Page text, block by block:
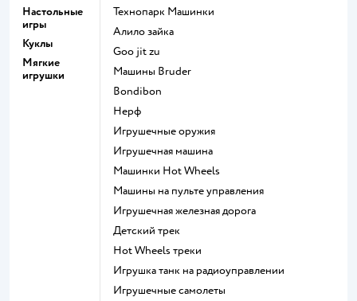
Настольные
игры
Куклы
Мягкие
игрушки
Технопарк Машинки
Алило зайка
Goo jit zu
Машины Bruder
Bondibon
Нерф
Игрушечные оружия
Игрушечная машина
Машинки Hot Wheels
Машины на пульте управления
Игрушечная железная дорога
Детский трек
Hot Wheels треки
Игрушка танк на радиоуправлении
Игрушечные самолеты